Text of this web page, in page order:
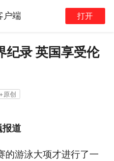
户端 打开
纪录 英国享受伦
原创
道
的游泳大项才进行了一